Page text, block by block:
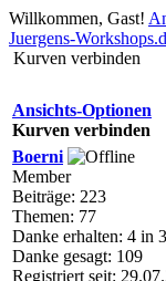
Willkommen, Gast!
Juergens-
Kurven verbinden
Ansichts-Optionen
Kurven verbinden
Boerni
Member
Beiträge: 223
Themen: 77
Danke erhalten: 4 in
Danke gesagt: 109
Registriert seit: